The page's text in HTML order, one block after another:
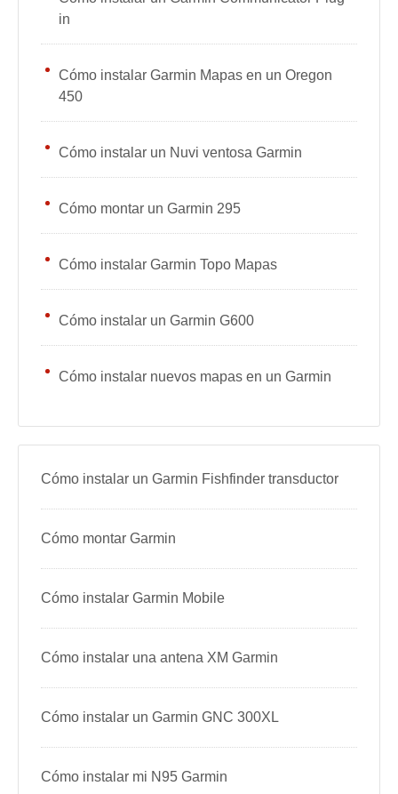
in
Cómo instalar Garmin Mapas en un Oregon
450
Cómo instalar un Nuvi ventosa Garmin
Cómo montar un Garmin 295
Cómo instalar Garmin Topo Mapas
Cómo instalar un Garmin G600
Cómo instalar nuevos mapas en un Garmin
Cómo instalar un Garmin Fishfinder transductor
Cómo montar Garmin
Cómo instalar Garmin Mobile
Cómo instalar una antena XM Garmin
Cómo instalar un Garmin GNC 300XL
Cómo instalar mi N95 Garmin